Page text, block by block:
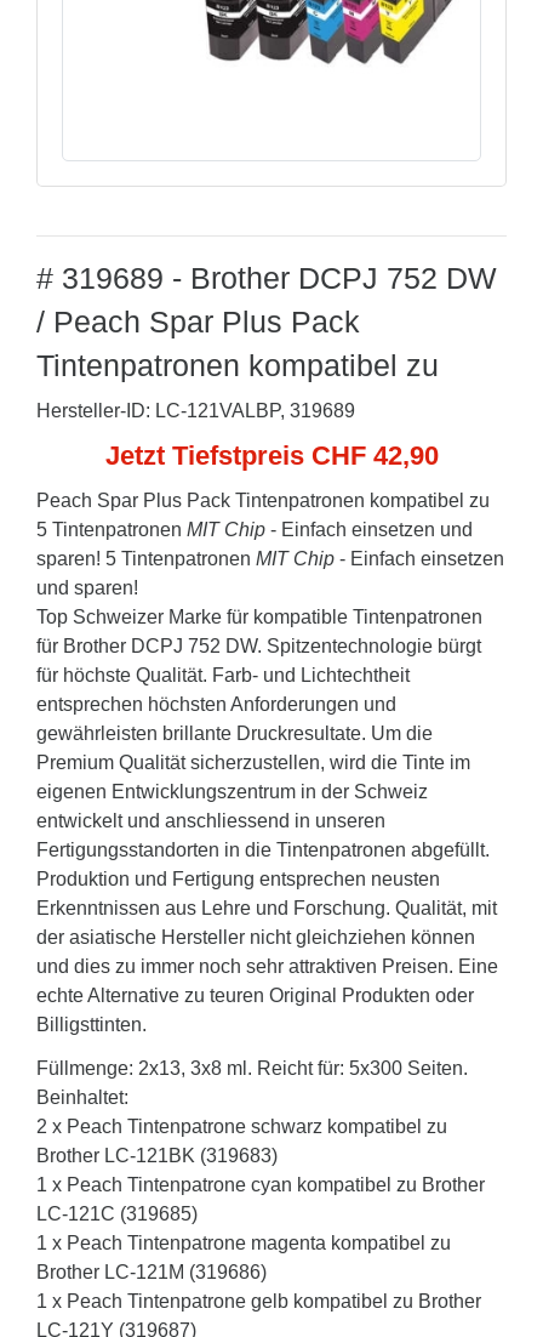
# 319689 - Brother DCPJ 752 DW
/ Peach Spar Plus Pack
Tintenpatronen kompatibel zu
Hersteller-ID: LC-121VALBP, 319689
Jetzt Tiefstpreis CHF 42,90
Peach Spar Plus Pack Tintenpatronen kompatibel zu
5 Tintenpatronen MIT Chip - Einfach einsetzen und
sparen! 5 Tintenpatronen MIT Chip - Einfach einsetzen
und sparen!
Top Schweizer Marke für kompatible Tintenpatronen
für Brother DCPJ 752 DW. Spitzentechnologie bürgt
für höchste Qualität. Farb- und Lichtechtheit
entsprechen höchsten Anforderungen und
gewährleisten brillante Druckresultate. Um die
Premium Qualität sicherzustellen, wird die Tinte im
eigenen Entwicklungszentrum in der Schweiz
entwickelt und anschliessend in unseren
Fertigungsstandorten in die Tintenpatronen abgefüllt.
Produktion und Fertigung entsprechen neusten
Erkenntnissen aus Lehre und Forschung. Qualität, mit
der asiatische Hersteller nicht gleichziehen können
und dies zu immer noch sehr attraktiven Preisen. Eine
echte Alternative zu teuren Original Produkten oder
Billigsttinten.
Füllmenge: 2x13, 3x8 ml. Reicht für: 5x300 Seiten.
Beinhaltet:
2 x Peach Tintenpatrone schwarz kompatibel zu
Brother LC-121BK (319683)
1 x Peach Tintenpatrone cyan kompatibel zu Brother
LC-121C (319685)
1 x Peach Tintenpatrone magenta kompatibel zu
Brother LC-121M (319686)
1 x Peach Tintenpatrone gelb kompatibel zu Brother
LC-121Y (319687)